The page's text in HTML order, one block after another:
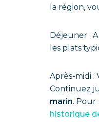
la région,
Déjeuner :
les plats
Après-midi :
Continuez
marin. Pour
historique